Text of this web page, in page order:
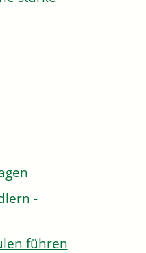
-
führen